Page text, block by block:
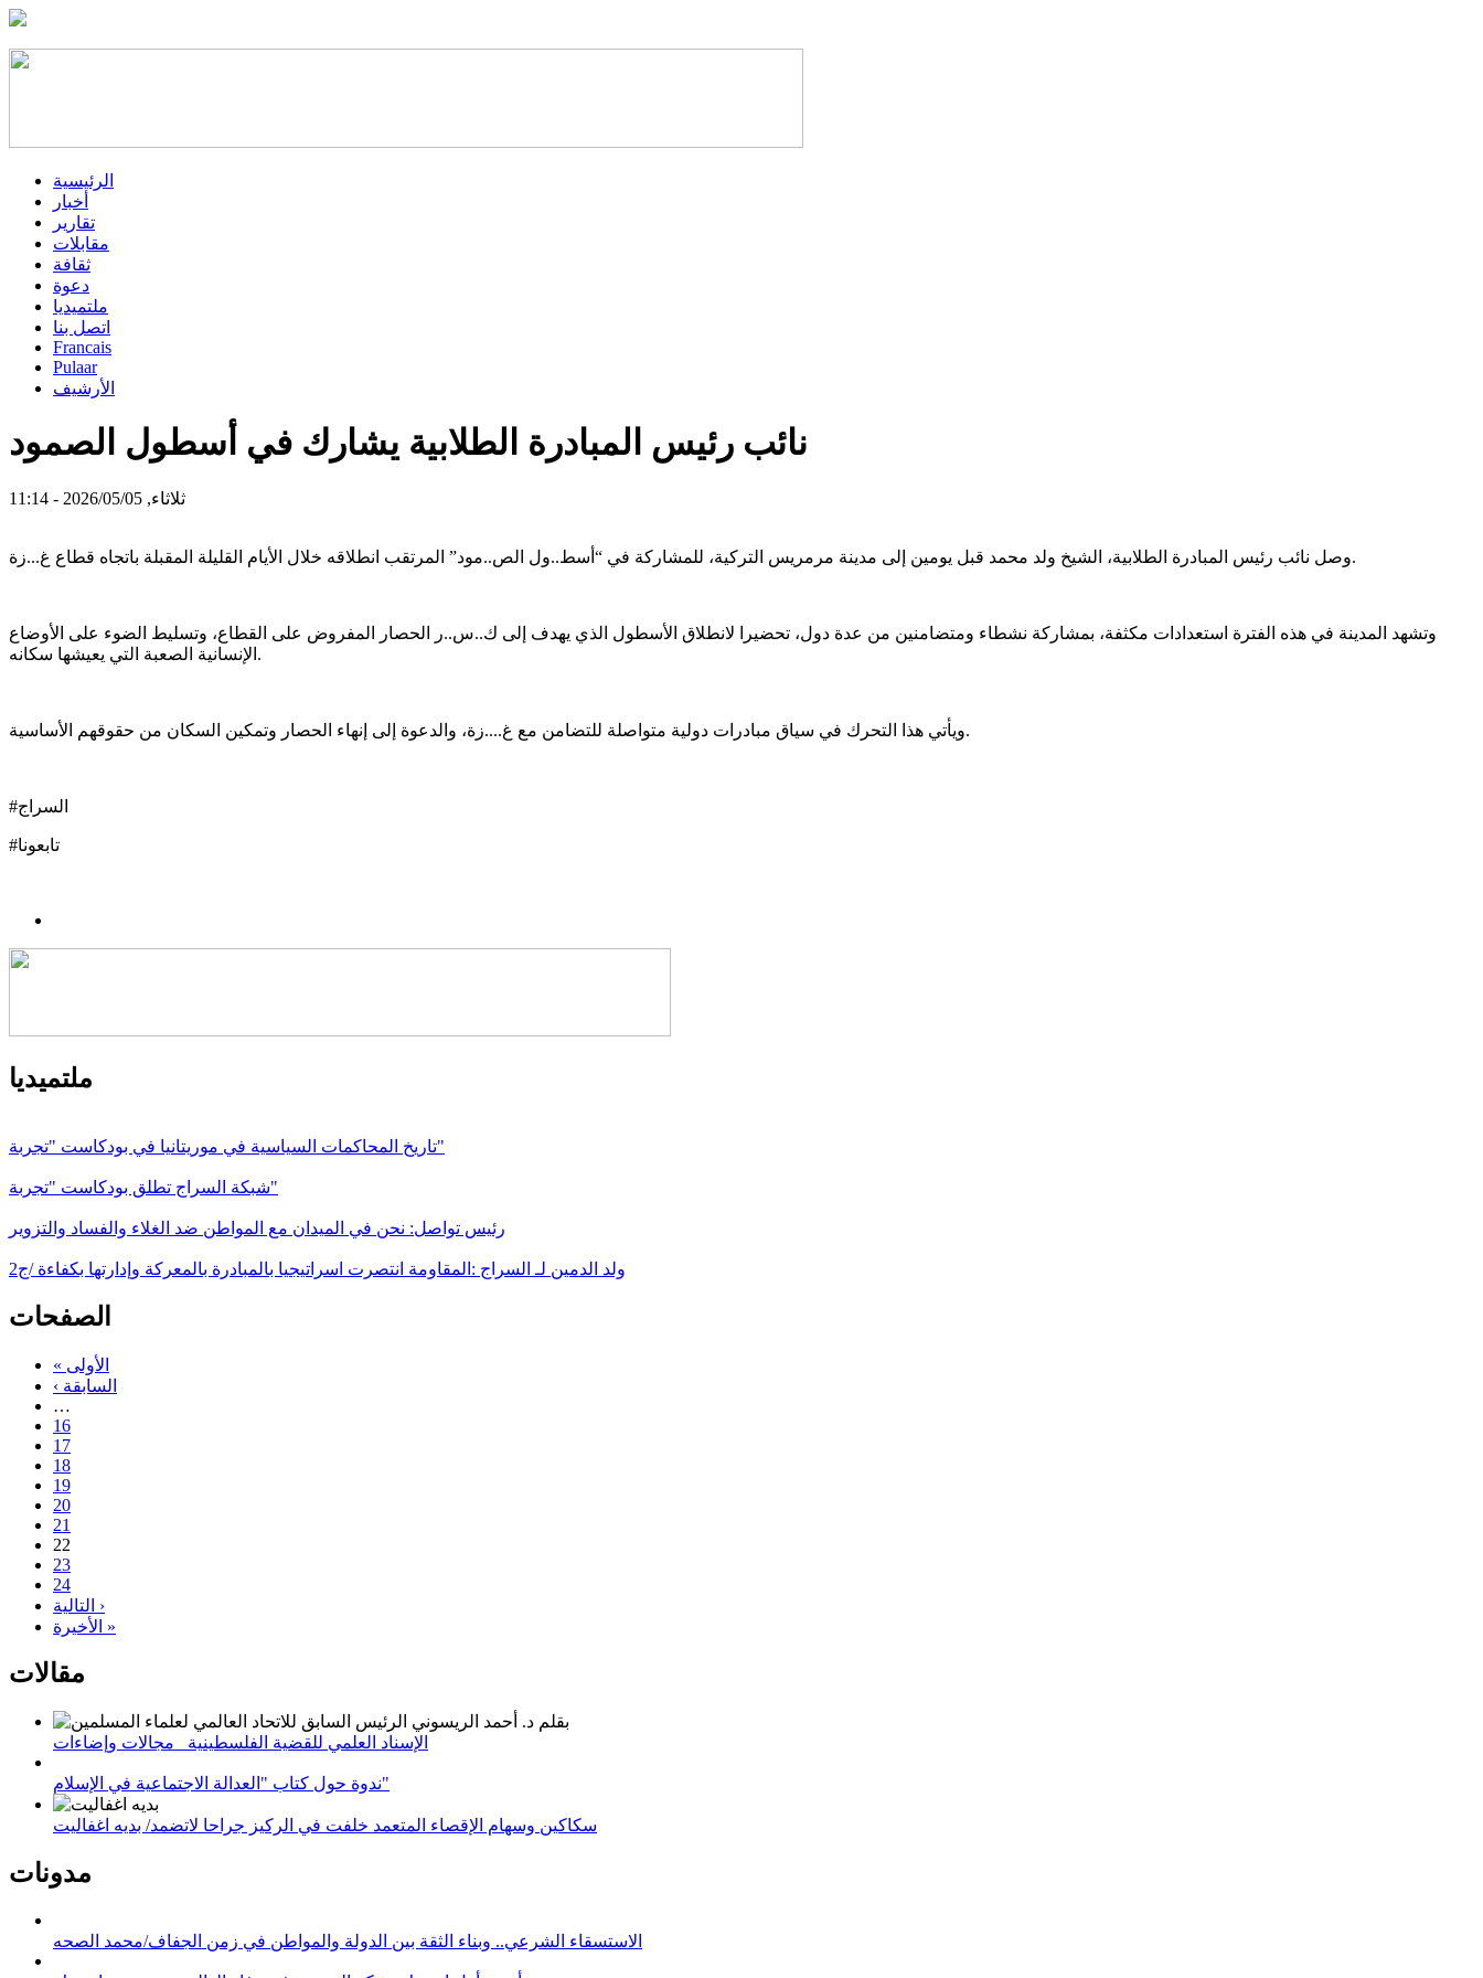
الرئيسية
أخبار
تقارير
مقابلات
ثقافة
دعوة
ملتميديا
اتصل بنا
Francais
Pulaar
الأرشيف
نائب رئيس المبادرة الطلابية يشارك في أسطول الصمود
ثلاثاء, 2026/05/05 - 11:14
وصل نائب رئيس المبادرة الطلابية، الشيخ ولد محمد قبل يومين إلى مدينة مرمريس التركية، للمشاركة في “أسط..ول الص..مود” المرتقب انطلاقه خلال الأيام القليلة المقبلة باتجاه قطاع غ...زة.
وتشهد المدينة في هذه الفترة استعدادات مكثفة، بمشاركة نشطاء ومتضامنين من عدة دول، تحضيرا لانطلاق الأسطول الذي يهدف إلى ك..س..ر الحصار المفروض على القطاع، وتسليط الضوء على الأوضاع
الإنسانية الصعبة التي يعيشها سكانه.
ويأتي هذا التحرك في سياق مبادرات دولية متواصلة للتضامن مع غ....زة، والدعوة إلى إنهاء الحصار وتمكين السكان من حقوقهم الأساسية.
#تابعونا
ملتميديا
تاريخ المحاكمات السياسية في موريتانيا في بودكاست "تجربة"
شبكة السراج تطلق بودكاست "تجربة"
رئيس تواصل: نحن في الميدان مع المواطن ضد الغلاء والفساد والتزوير
ولد الدمين لـ السراج :المقاومة انتصرت اسراتيجيا بالمبادرة بالمعركة وإدارتها بكفاءة /ج2
الصفحات
« الأولى
‹ السابقة
…
16
17
18
19
20
21
22
23
24
التالية ›
الأخيرة »
مقالات
الإسناد العلمي للقضية الفلسطينية_ مجالات وإضاءات
ندوة حول كتاب "العدالة الاجتماعية في الإسلام"
سكاكين وسهام الإقصاء المتعمد خلفت في الركيز جراحا لاتضمد/ بديه اغفاليت
مدونات
الاستسقاء الشرعي.. وبناء الثقة بين الدولة والمواطن في زمن الجفاف/محمد الصحه